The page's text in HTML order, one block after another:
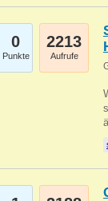
0
Punkte
2213
Aufrufe